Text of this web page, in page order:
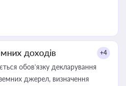
доходів +4
обов’язку декларування
джерел, визначення